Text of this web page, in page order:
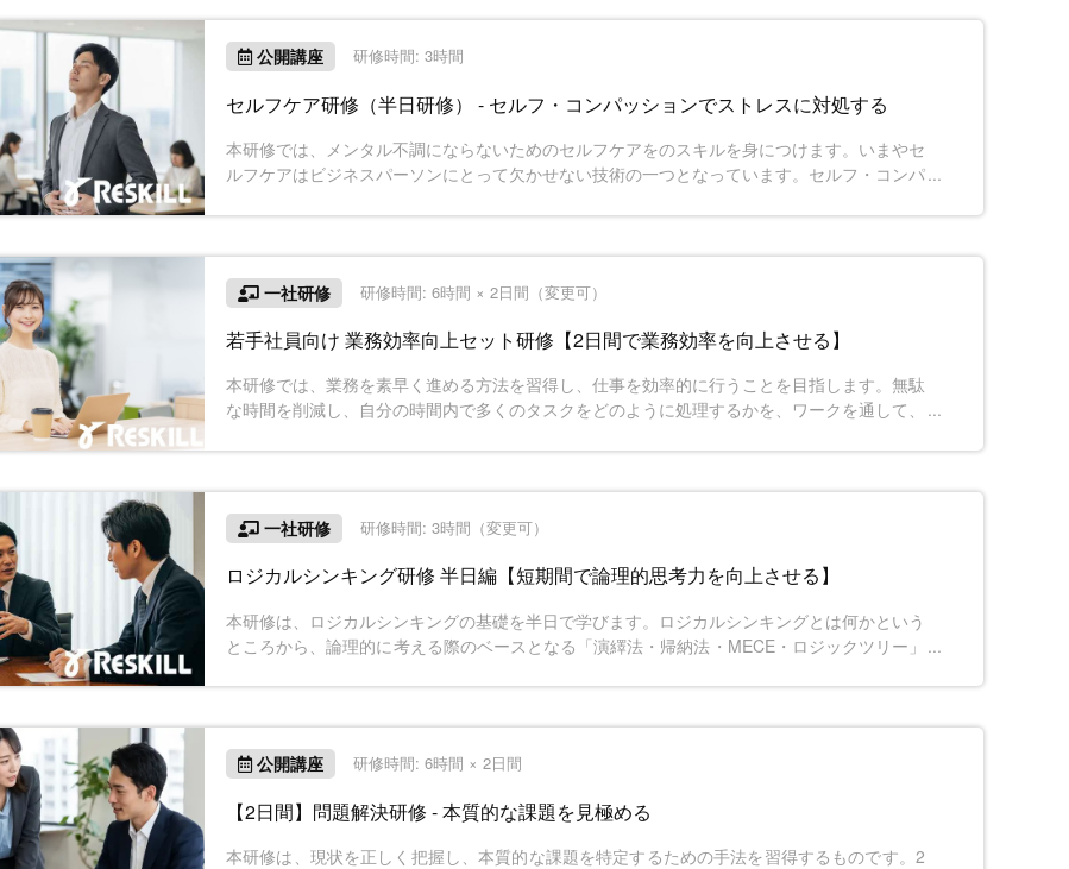
公開講座 研修時間: 3時間
セルフケア研修（半日研修） - セルフ・コンパッションでストレスに対処する
本研修では、メンタル不調にならないためのセルフケアをのスキルを身につけます。いまやセ
ルフケアはビジネスパーソンにとって欠かせない技術の一つとなっています。セルフ・コンパ
び、実践していきます。ストレス緩和のためのリラクゼーションやコミュニケーションも身に
一社研修
研修時間: 6時間 × 2日間（変更可）
若手社員向け 業務効率向上セット研修【2日間で業務効率を向上させる】
本研修では、業務を素早く進める方法を習得し、仕事を効率的に行うことを目指します。無駄
な時間を削減し、自分の時間内で多くのタスクをどのように処理するかを、ワークを通して、
き、組織に貢献することを目指します。
一社研修 研修時間: 3時間（変更可）
ロジカルシンキング研修 半日編【短期間で論理的思考力を向上させる】
本研修は、ロジカルシンキングの基礎を半日で学びます。ロジカルシンキングとは何かという
ところから、論理的に考える際のベースとなる「演繹法・帰納法・MECE・ロジックツリー」
間で基礎を固めることのできる研修内容です。
公開講座 研修時間: 6時間 × 2日間
【2日間】問題解決研修 - 本質的な課題を見極める
本研修は、現状を正しく把握し、本質的な課題を特定するための手法を習得するものです。2